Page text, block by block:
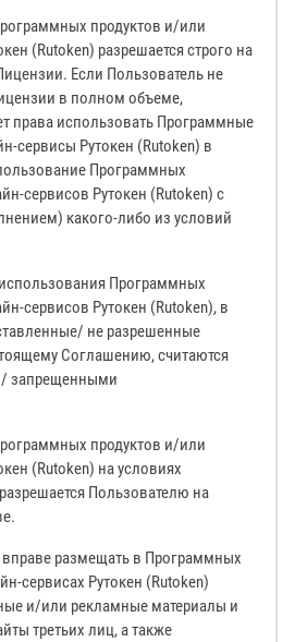
продуктов и/или
(Rutoken) разрешается строго на
Если Пользователь не
в полном объеме,
права использовать Программные
сервисы Рутокен (Rutoken) в
Программных
сервисов Рутокен (Rutoken) с
какого-либо из условий
Программных
сервисов Рутокен (Rutoken), в
не разрешенные
Соглашению, считаются
запрещенными
продуктов и/или
(Rutoken) на условиях
Пользователю на
вправе размещать в Программных
сервисах Рутокен (Rutoken)
и/или рекламные материалы и
третьих лиц, а также